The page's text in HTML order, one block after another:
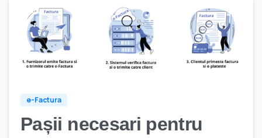
e-Factura
Pașii necesari pentru